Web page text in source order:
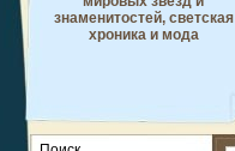
знаменитостей, светская
хроника и мода